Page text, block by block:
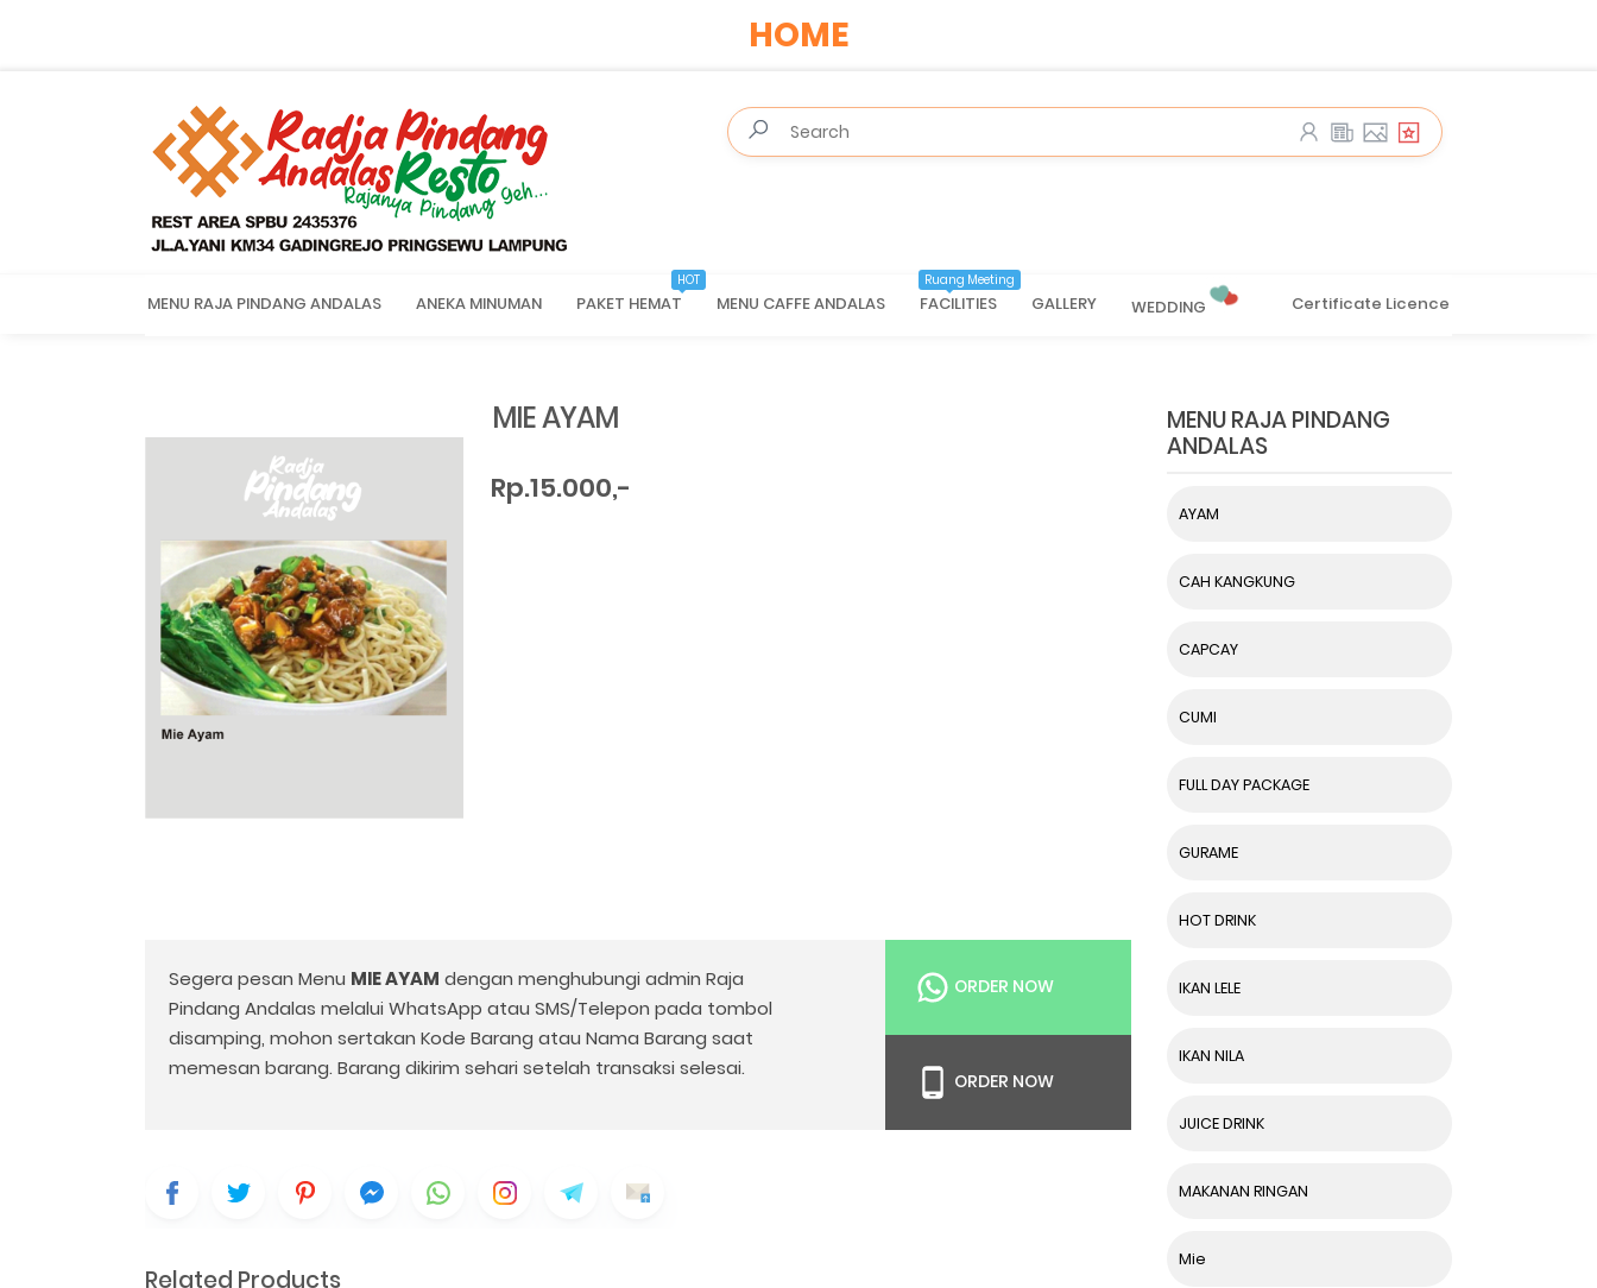
HOME
MENU RAJA PINDANG ANDALAS ANEKA MINUMAN PAKET HEMAT
HOT
MENU CAFFE ANDALAS FACILITIES
Ruang Meeting
GALLERY WEDDING Certificate Licence
MIE AYAM
Rp.15.000,-
Segera pesan Menu MIE AYAM dengan menghubungi admin Raja
Pindang Andalas melalui WhatsApp atau SMS/Telepon pada tombol
disamping, mohon sertakan Kode Barang atau Nama Barang saat
memesan barang. Barang dikirim sehari setelah transaksi selesai.
ORDER NOW
ORDER NOW
Related Products
MENU RAJA PINDANG
ANDALAS
AYAM
CAH KANGKUNG
CAPCAY
CUMI
FULL DAY PACKAGE
GURAME
HOT DRINK
IKAN LELE
IKAN NILA
JUICE DRINK
MAKANAN RINGAN
Mie